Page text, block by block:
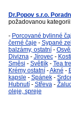
Dr.Popov s.r.o.
požadovanou
- Porcované bylinné
černé čaje - Sypané
balzámy, ostatní-
Divizna- Jírovec-
Směsi - Světlík- Tea
Krémy ostatní-Akné -
kapsle - Spánek-
Hubnutí- Střeva-
oleje, spreje